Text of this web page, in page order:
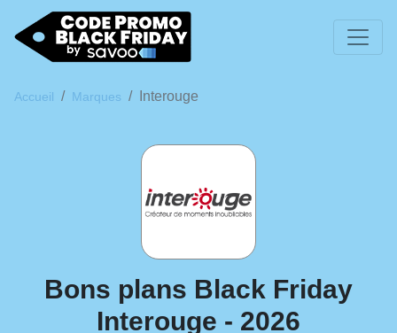
Accueil Marques Interouge
Bons plans Black Friday
Interouge - 2026